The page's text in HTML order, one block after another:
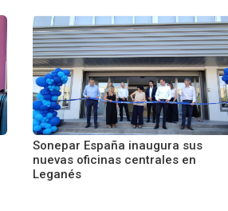
Sonepar España inaugura sus
nuevas oficinas centrales en
Leganés